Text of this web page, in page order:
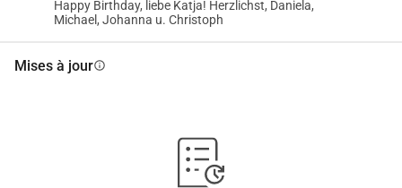
Happy Birthday, liebe Katja! Herzlichst, Daniela,
Michael, Johanna u. Christoph
Mises à jourinfo